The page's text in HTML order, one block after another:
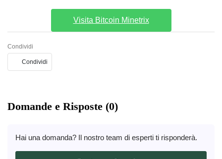
Visita Bitcoin Minetrix
Condividi
Condividi
Domande e Risposte (0)
Hai una domanda? Il nostro team di esperti ti risponderà.